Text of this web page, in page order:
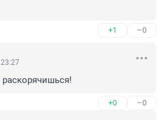
+1 –0
раскорячишься!
+0 –0